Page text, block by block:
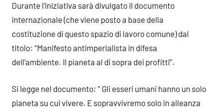
Durante l’iniziativa sarà divulgato il documento
internazionale (che viene posto a base della
costituzione di questo spazio di lavoro comune) dal
titolo: “Manifesto antimperialista in difesa
dell’ambiente. Il pianeta al di sopra dei profitti”.
Si legge nel documento: ” Gli esseri umani hanno un solo
pianeta su cui vivere. E sopravvivremo solo in alleanza